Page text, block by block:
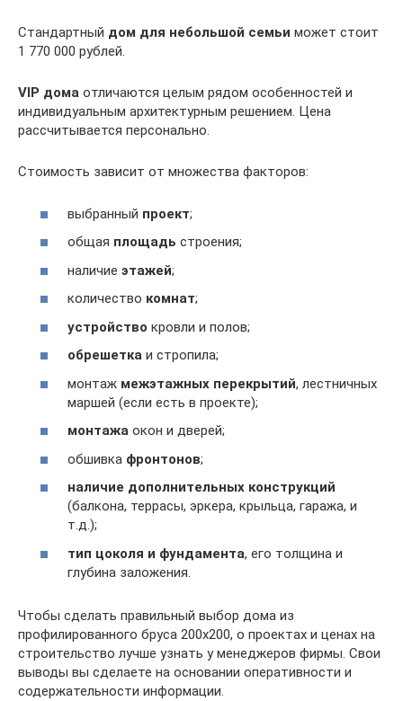
Стандартный дом для небольшой семьи может стоит
1 770 000 рублей.
VIP дома отличаются целым рядом особенностей и
индивидуальным архитектурным решением. Цена
рассчитывается персонально.
Стоимость зависит от множества факторов:
выбранный проект;
общая площадь строения;
наличие этажей;
количество комнат;
устройство кровли и полов;
обрешетка и стропила;
монтаж межэтажных перекрытий, лестничных
маршей (если есть в проекте);
монтажа окон и дверей;
обшивка фронтонов;
наличие дополнительных конструкций
(балкона, террасы, эркера, крыльца, гаража, и
т.д.);
тип цоколя и фундамента, его толщина и
глубина заложения.
Чтобы сделать правильный выбор дома из
профилированного бруса 200х200, о проектах и ценах на
строительство лучше узнать у менеджеров фирмы. Свои
выводы вы сделаете на основании оперативности и
содержательности информации.